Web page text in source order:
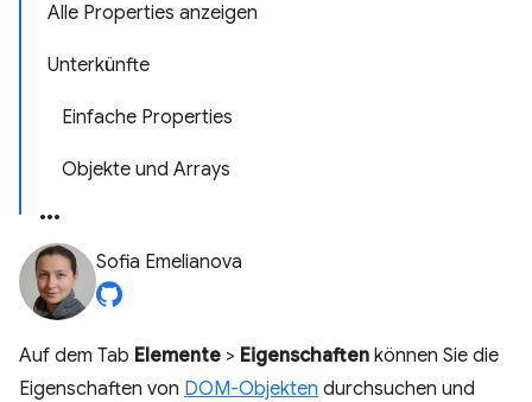
Alle Properties anzeigen
Unterkünfte
Einfache Properties
Objekte und Arrays
Sofia Emelianova
Auf dem Tab Elemente > Eigenschaften können Sie die
Eigenschaften von DOM-Objekten durchsuchen und